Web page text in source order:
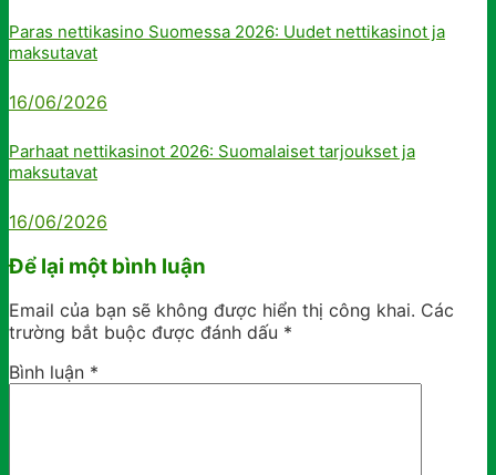
Paras nettikasino Suomessa 2026: Uudet nettikasinot ja
maksutavat
16/06/2026
Parhaat nettikasinot 2026: Suomalaiset tarjoukset ja
maksutavat
16/06/2026
Để lại một bình luận
Email của bạn sẽ không được hiển thị công khai. Các
trường bắt buộc được đánh dấu *
Bình luận *